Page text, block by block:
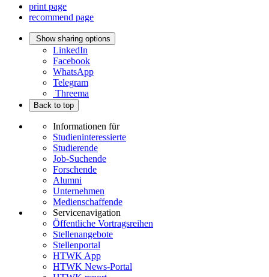
print page
recommend page
Show sharing options
LinkedIn
Facebook
WhatsApp
Telegram
Threema
Back to top
Informationen für
Studieninteressierte
Studierende
Job-Suchende
Forschende
Alumni
Unternehmen
Medienschaffende
Servicenavigation
Öffentliche Vortragsreihen
Stellenangebote
Stellenportal
HTWK App
HTWK News-Portal